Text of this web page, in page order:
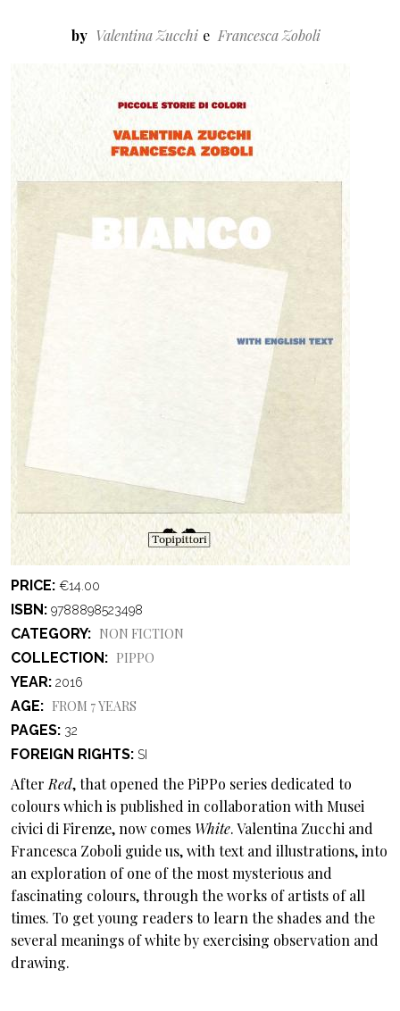
by Valentina Zucchi Francesca Zoboli
PRICE €14.00
ISBN 9788898523498
CATEGORY
NON FICTION
COLLECTION
PIPPO
YEAR 2016
AGE
FROM 7 YEARS
PAGES 32
FOREIGN RIGHTS SI
AfterRed, that opened the PiPPo series dedicated to
colours which is published in collaboration with Musei
civici di Firenze, now comes White. Valentina Zucchi and
Francesca Zoboli guide us, with text and illustrations, into
an exploration of one of the most mysterious and
fascinating colours, through the works of artists of all
times. To get young readers to learn the shades and the
several meanings of white by exercising observation and
drawing.